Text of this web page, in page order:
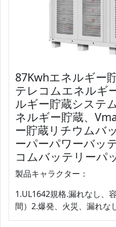
87Kwhエネルギー
テレコムエネルギ
ルギー貯蔵システ
ネルギー貯蔵、
ー貯蔵リチウムバ
ーパーパワーバッ
コムバッテリーパ
製品キャラクター：
1.UL1642規格.漏れなし、
間）2.爆発、火災、漏れな